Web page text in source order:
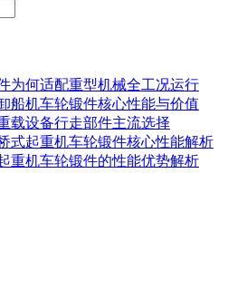
为何适配重型机械全工况运行
船机车轮锻件核心性能与价值
载设备行走部件主流选择
式起重机车轮锻件核心性能解析
重机车轮锻件的性能优势解析